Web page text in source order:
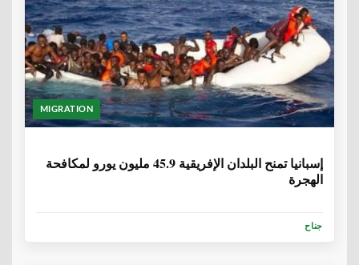
MIGRATION
إسبانيا تمنح البلدان الإفريقية 45.9 مليون يورو لمكافحة
الهجرة
جناح